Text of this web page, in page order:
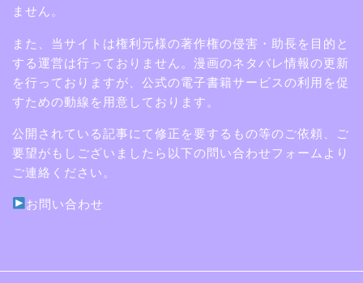
ません。
また、当サイトは権利元様の著作権の侵害・助長を目的と
する運営は行っておりません。漫画のネタバレ情報の更新
を行っておりますが、公式の電子書籍サービスの利用を促
すための動線を用意しております。
公開されている記事にて修正を要するもの等のご依頼、ご
要望がもしございましたら以下の問い合わせフォームより
ご連絡ください。
お問い合わせ